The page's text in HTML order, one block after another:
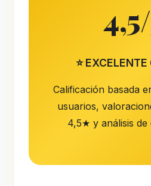
⭐
Calificación basada
usuarios,
4,5★ y análisis de